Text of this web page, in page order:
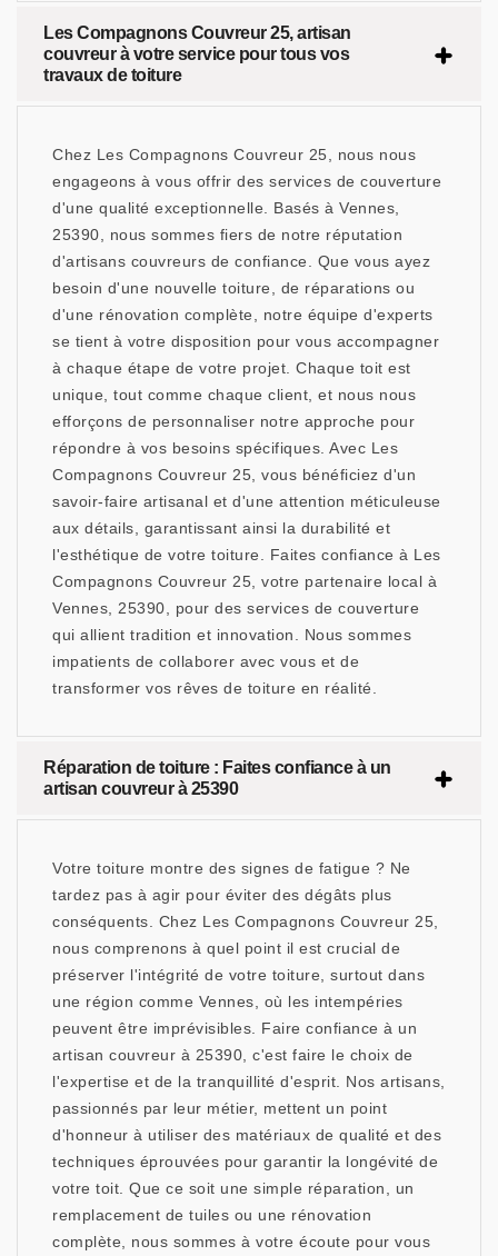
Les Compagnons Couvreur 25, artisan
couvreur à votre service pour tous vos
travaux de toiture
Chez Les Compagnons Couvreur 25, nous nous
engageons à vous offrir des services de couverture
d'une qualité exceptionnelle. Basés à Vennes,
25390, nous sommes fiers de notre réputation
d'artisans couvreurs de confiance. Que vous ayez
besoin d'une nouvelle toiture, de réparations ou
d'une rénovation complète, notre équipe d'experts
se tient à votre disposition pour vous accompagner
à chaque étape de votre projet. Chaque toit est
unique, tout comme chaque client, et nous nous
efforçons de personnaliser notre approche pour
répondre à vos besoins spécifiques. Avec Les
Compagnons Couvreur 25, vous bénéficiez d'un
savoir-faire artisanal et d'une attention méticuleuse
aux détails, garantissant ainsi la durabilité et
l'esthétique de votre toiture. Faites confiance à Les
Compagnons Couvreur 25, votre partenaire local à
Vennes, 25390, pour des services de couverture
qui allient tradition et innovation. Nous sommes
impatients de collaborer avec vous et de
transformer vos rêves de toiture en réalité.
Réparation de toiture : Faites confiance à un
artisan couvreur à 25390
Votre toiture montre des signes de fatigue ? Ne
tardez pas à agir pour éviter des dégâts plus
conséquents. Chez Les Compagnons Couvreur 25,
nous comprenons à quel point il est crucial de
préserver l'intégrité de votre toiture, surtout dans
une région comme Vennes, où les intempéries
peuvent être imprévisibles. Faire confiance à un
artisan couvreur à 25390, c'est faire le choix de
l'expertise et de la tranquillité d'esprit. Nos artisans,
passionnés par leur métier, mettent un point
d'honneur à utiliser des matériaux de qualité et des
techniques éprouvées pour garantir la longévité de
votre toit. Que ce soit une simple réparation, un
remplacement de tuiles ou une rénovation
complète, nous sommes à votre écoute pour vous